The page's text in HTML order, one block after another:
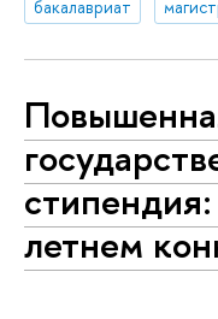
бакалавриат
летнем